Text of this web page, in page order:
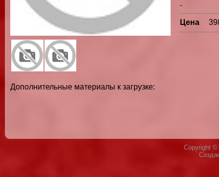
Дополнительные материалы к загрузке:
-
Цена
Copyright